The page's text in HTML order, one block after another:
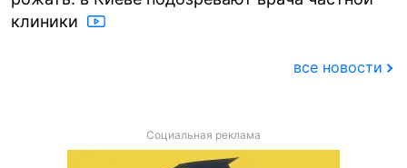
клиники
все новости
Социальная реклама